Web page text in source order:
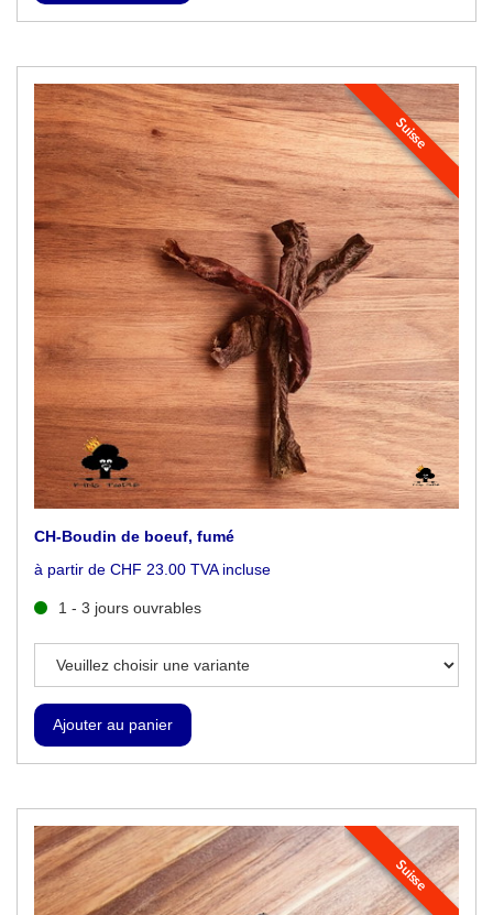
Suisse
CH-Boudin de boeuf, fumé
à partir de CHF 23.00 TVA incluse
1 - 3 jours ouvrables
Suisse